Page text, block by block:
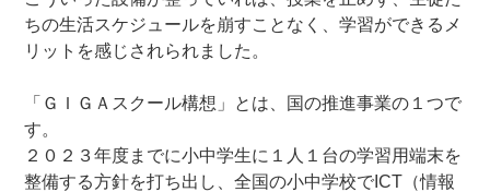
ちの生活スケジュールを崩すことなく、学習ができるメ
リットを感じされられました。
「ＧＩＧＡスクール構想」とは、国の推進事業の１つで
す。
２０２３年度までに小中学生に１人１台の学習用端末を
整備する方針を打ち出し、全国の小中学校でICT（情報